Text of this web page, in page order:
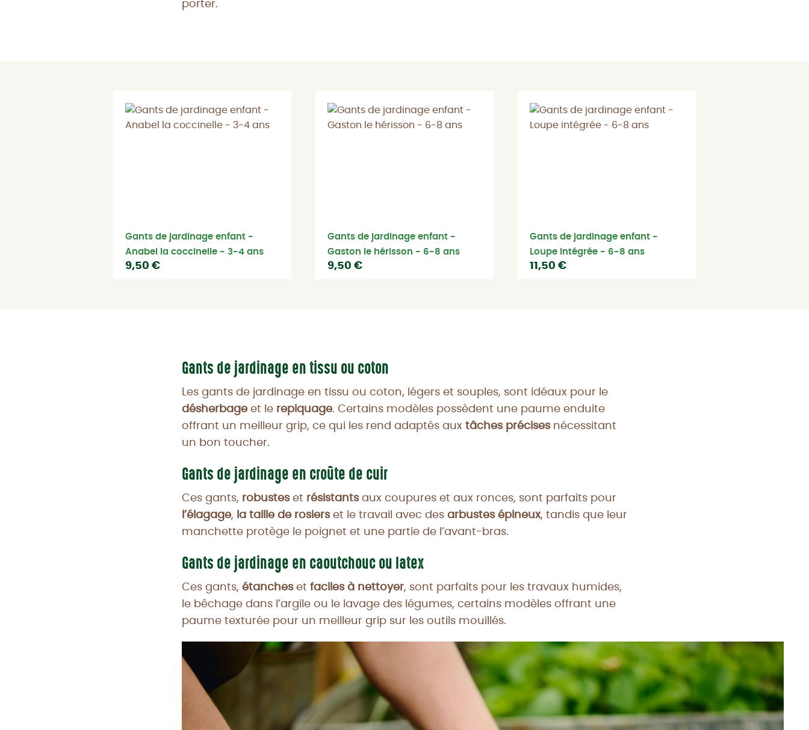
porter.
Gants de jardinage enfant -
Anabel la coccinelle - 3-4 ans
9,50 €
Gants de jardinage enfant -
Gaston le hérisson - 6-8 ans
9,50 €
Gants de jardinage enfant -
Loupe intégrée - 6-8 ans
11,50 €
Gants de jardinage en tissu ou coton
Les gants de jardinage en tissu ou coton, légers et souples, sont idéaux pour le
désherbage et le repiquage. Certains modèles possèdent une paume enduite
offrant un meilleur grip, ce qui les rend adaptés aux tâches précisesnécessitant
un bon toucher.
Gants de jardinage en croûte de cuir
Ces gants, robusteset résistantsaux coupures et aux ronces, sont parfaits pour
l’élagage, la taille de rosierset le travail avec des arbustes épineux, tandis que leur
manchette protège le poignet et une partie de l’avant-bras.
Gants de jardinage en caoutchouc ou latex
Ces gants, étancheset faciles à nettoyer, sont parfaits pour les travaux humides,
le bêchage dans l’argile ou le lavage des légumes, certains modèles offrant une
paume texturée pour un meilleur grip sur les outils mouillés.